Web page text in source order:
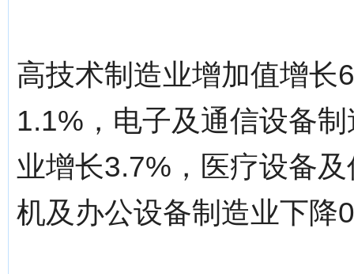
高技术制造业增加值增长
1.1%，电子及通信设备
业增长3.7%，医疗设备
机及办公设备制造业下降